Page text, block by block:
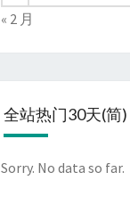
« 2 月
全站热门30天(简)
Sorry. No data so far.